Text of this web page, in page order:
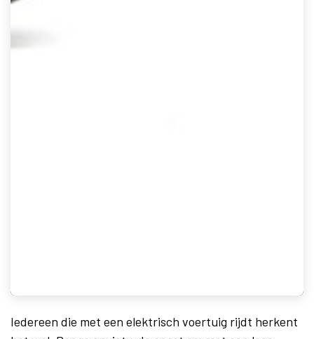
Iedereen die met een elektrisch voertuig rijdt herkent